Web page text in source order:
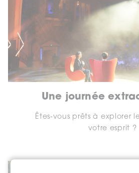
Une journée
Êtes-vous prêts à explorer
votre esprit ?